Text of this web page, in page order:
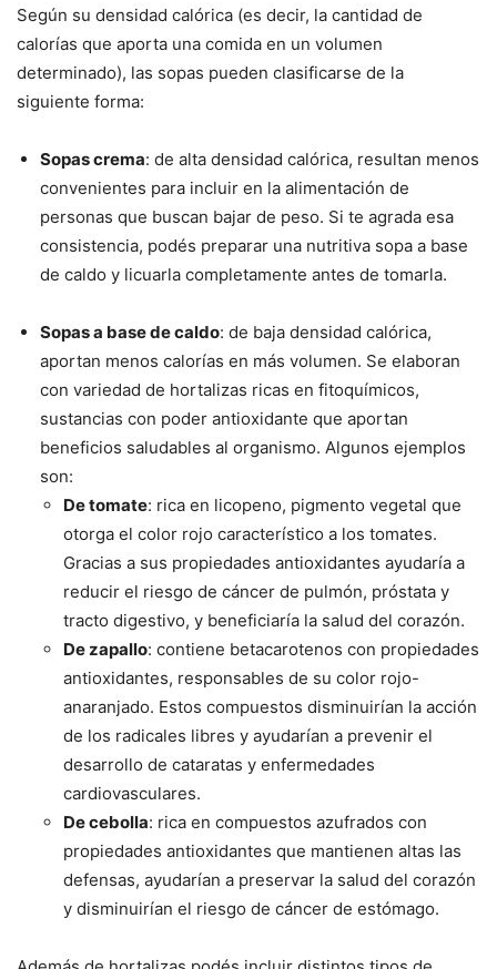
Según su densidad calórica (es decir, la cantidad de
calorías que aporta una comida en un volumen
determinado), las sopas pueden clasificarse de la
siguiente forma:
Sopas crema: de alta densidad calórica, resultan menos
convenientes para incluir en la alimentación de
personas que buscan bajar de peso. Si te agrada esa
consistencia, podés preparar una nutritiva sopa a base
de caldo y licuarla completamente antes de tomarla.
Sopas a base de caldo: de baja densidad calórica,
aportan menos calorías en más volumen. Se elaboran
con variedad de hortalizas ricas en fitoquímicos,
sustancias con poder antioxidante que aportan
beneficios saludables al organismo. Algunos ejemplos
son:
De tomate: rica en licopeno, pigmento vegetal que
otorga el color rojo característico a los tomates.
Gracias a sus propiedades antioxidantes ayudaría a
reducir el riesgo de cáncer de pulmón, próstata y
tracto digestivo, y beneficiaría la salud del corazón.
De zapallo: contiene betacarotenos con propiedades
antioxidantes, responsables de su color rojo-
anaranjado. Estos compuestos disminuirían la acción
de los radicales libres y ayudarían a prevenir el
desarrollo de cataratas y enfermedades
cardiovasculares.
De cebolla: rica en compuestos azufrados con
propiedades antioxidantes que mantienen altas las
defensas, ayudarían a preservar la salud del corazón
y disminuirían el riesgo de cáncer de estómago.